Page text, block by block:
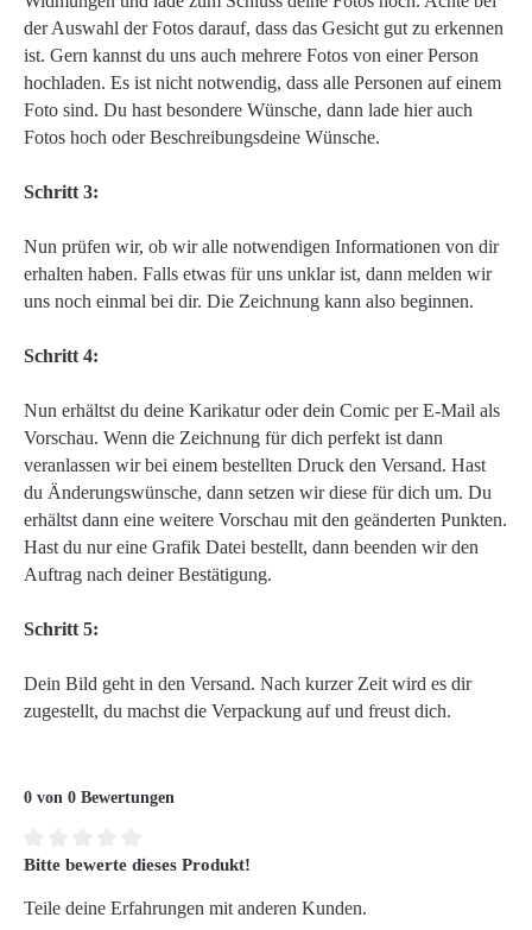
der Auswahl der Fotos darauf, dass das Gesicht gut zu erkennen
ist. Gern kannst du uns auch mehrere Fotos von einer Person
hochladen. Es ist nicht notwendig, dass alle Personen auf einem
Foto sind. Du hast besondere Wünsche, dann lade hier auch
Fotos hoch oder Beschreibungsdeine Wünsche.
Schritt 3:
Nun prüfen wir, ob wir alle notwendigen Informationen von dir
erhalten haben. Falls etwas für uns unklar ist, dann melden wir
uns noch einmal bei dir. Die Zeichnung kann also beginnen.
Schritt 4:
Nun erhältst du deine Karikatur oder dein Comic per E-Mail als
Vorschau. Wenn die Zeichnung für dich perfekt ist dann
veranlassen wir bei einem bestellten Druck den Versand. Hast
du Änderungswünsche, dann setzen wir diese für dich um. Du
erhältst dann eine weitere Vorschau mit den geänderten Punkten.
Hast du nur eine Grafik Datei bestellt, dann beenden wir den
Auftrag nach deiner Bestätigung.
Schritt 5:
Dein Bild geht in den Versand. Nach kurzer Zeit wird es dir
zugestellt, du machst die Verpackung auf und freust dich.
0 von 0 Bewertungen
Durchschnittliche Bewertung von 0 von 5 Sternen
Bitte bewerte dieses Produkt!
Teile deine Erfahrungen mit anderen Kunden.